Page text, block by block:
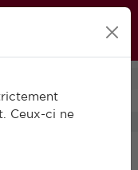
Ceux-ci ne